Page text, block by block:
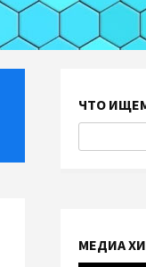
ЧТО
МЕДИА